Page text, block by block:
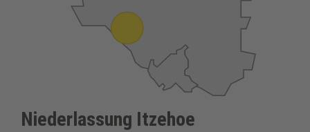
Niederlassung Itzehoe